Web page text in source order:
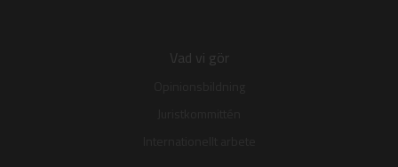
Vad vi gör